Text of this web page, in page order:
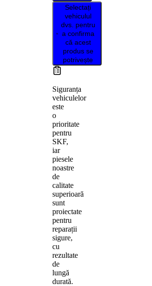
Selectați
vehiculul
dvs. pentru
a confirma
că acest
produs se
potrivește
Siguranța
vehiculelor
este
o
prioritate
pentru
SKF,
iar
piesele
noastre
de
calitate
superioară
sunt
proiectate
pentru
reparații
sigure,
cu
rezultate
de
lungă
durată.